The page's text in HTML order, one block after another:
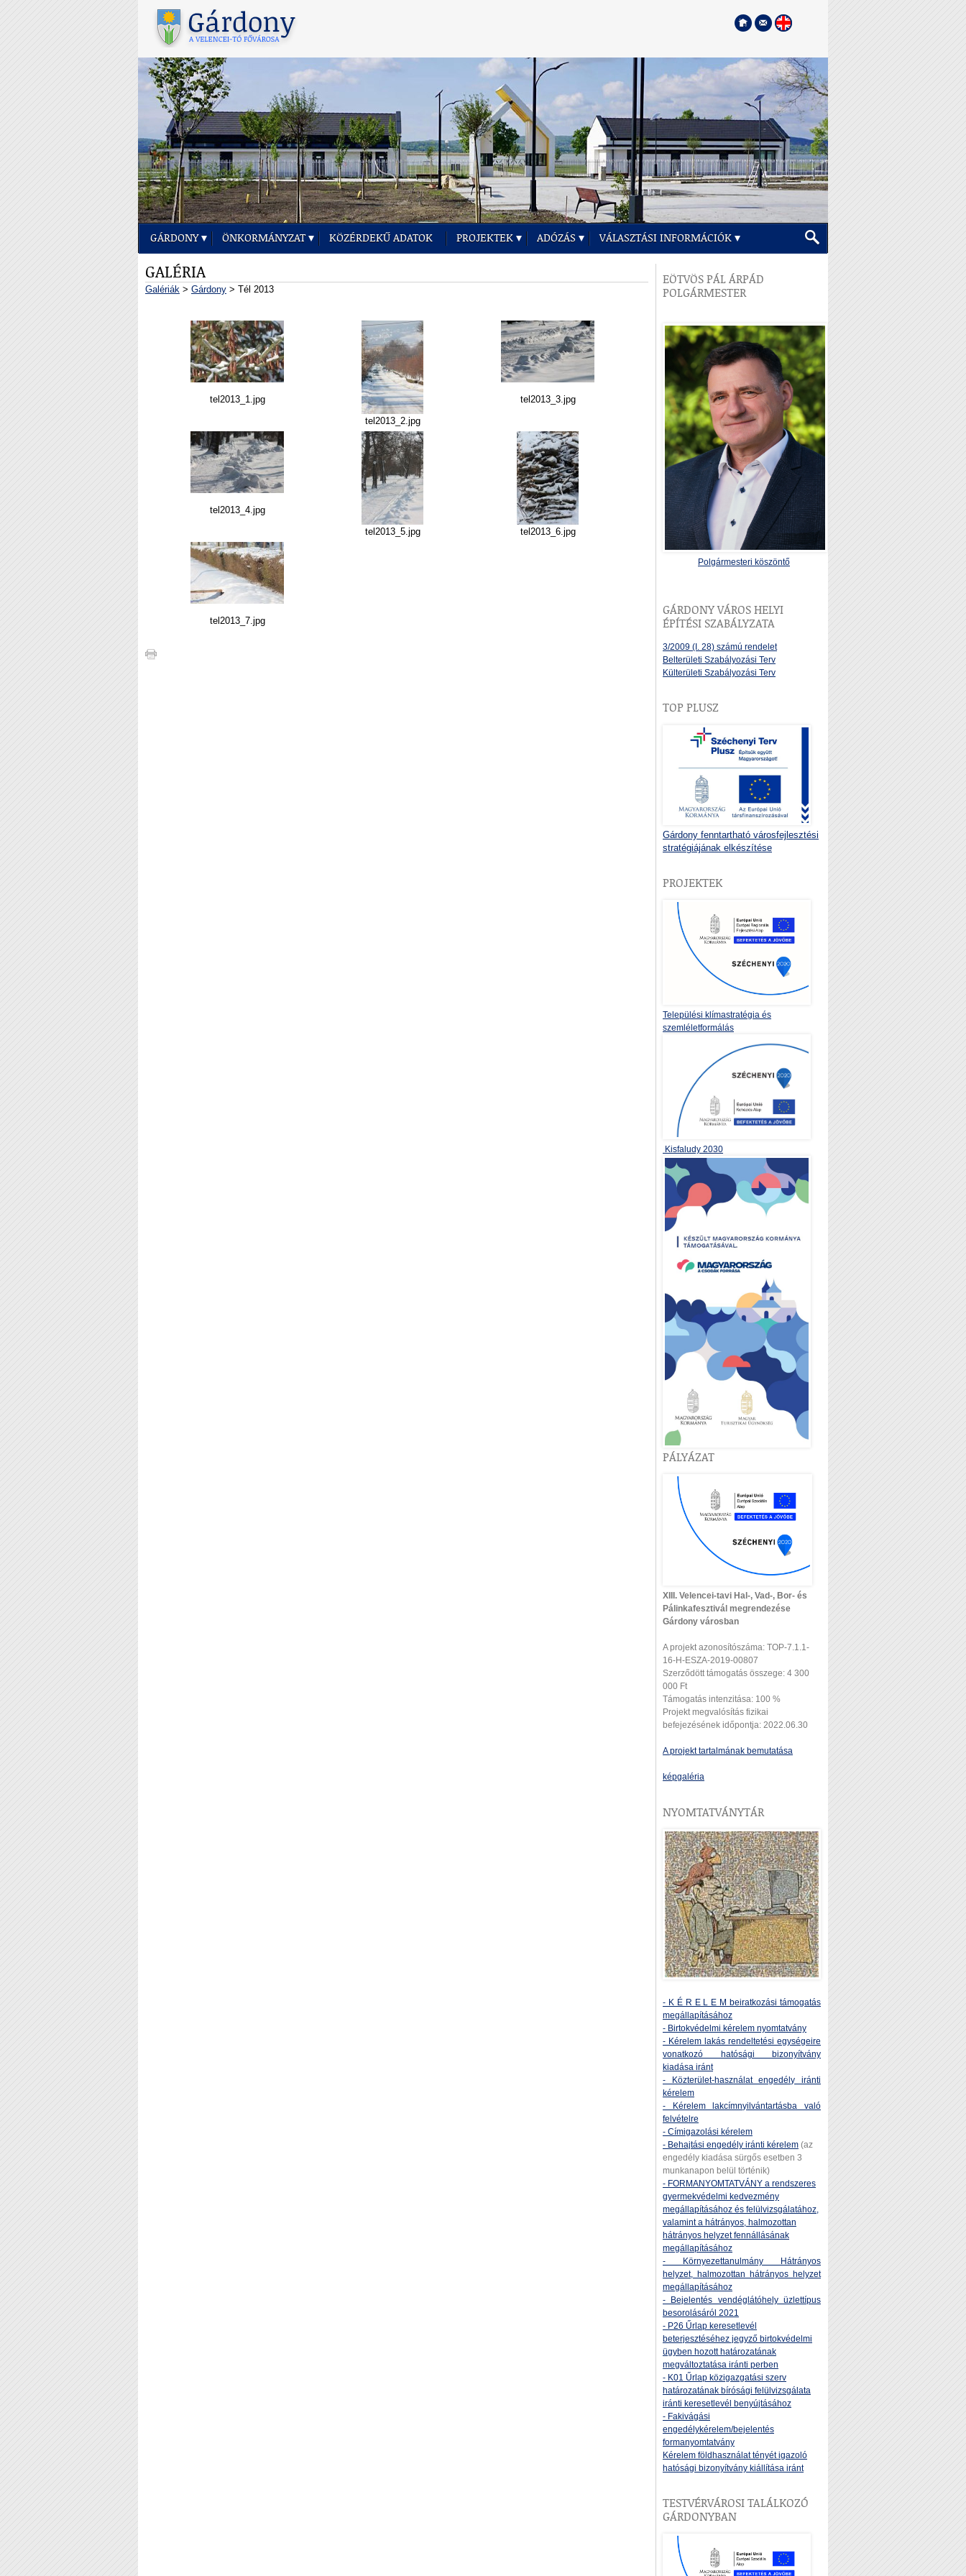
GÁRDONY ÖNKORMÁNYZAT KÖZÉRDEKŰ ADATOK PROJEKTEK ADÓZÁS VÁLASZTÁSI INFORMÁCIÓK
GALÉRIA
Galériák > Gárdony > Tél 2013
tel2013_1.jpg
tel2013_2.jpg
tel2013_3.jpg
tel2013_4.jpg
tel2013_5.jpg
tel2013_6.jpg
tel2013_7.jpg
EÖTVÖS PÁL ÁRPÁD
POLGÁRMESTER
Polgármesteri köszöntő
GÁRDONY VÁROS HELYI
ÉPÍTÉSI SZABÁLYZATA
3/2009 (I. 28) számú rendelet
Belterületi Szabályozási Terv
Külterületi Szabályozási Terv
TOP PLUSZ
Gárdony fenntartható városfejlesztési
stratégiájának elkészítése
PROJEKTEK
Települési klímastratégia és
szemléletformálás
Kisfaludy 2030
PÁLYÁZAT
XIII. Velencei-tavi Hal-, Vad-, Bor- és
Pálinkafesztivál megrendezése
Gárdony városban
A projekt azonosítószáma: TOP-7.1.1-
16-H-ESZA-2019-00807
Szerződött támogatás összege: 4 300
000 Ft
Támogatás intenzitása: 100 %
Projekt megvalósítás fizikai
befejezésének időpontja: 2022.06.30
A projekt tartalmának bemutatása
képgaléria
NYOMTATVÁNYTÁR
- K É R E L E M beiratkozási támogatás
megállapításához
- Birtokvédelmi kérelem nyomtatvány
- Kérelem lakás rendeltetési egységeire
vonatkozó hatósági bizonyítvány
kiadása iránt
- Közterület-használat engedély iránti
kérelem
- Kérelem lakcímnyilvántartásba való
felvételre
- Címigazolási kérelem
- Behajtási engedély iránti kérelem (az
engedély kiadása sürgős esetben 3
munkanapon belül történik)
- FORMANYOMTATVÁNY a rendszeres
gyermekvédelmi kedvezmény
megállapításához és felülvizsgálatához,
valamint a hátrányos, halmozottan
hátrányos helyzet fennállásának
megállapításához
- Környezettanulmány Hátrányos
helyzet, halmozottan hátrányos helyzet
megállapításához
- Bejelentés vendéglátóhely üzlettípus
besorolásáról 2021
- P26 Űrlap keresetlevél
beterjesztéséhez jegyző birtokvédelmi
ügyben hozott határozatának
megváltoztatása iránti perben
- K01 Űrlap közigazgatási szerv
határozatának bírósági felülvizsgálata
iránti keresetlevél benyújtásához
- Fakivágási
engedélykérelem/bejelentés
formanyomtatvány
Kérelem földhasználat tényét igazoló
hatósági bizonyítvány kiállítása iránt
TESTVÉRVÁROSI TALÁLKOZÓ
GÁRDONYBAN